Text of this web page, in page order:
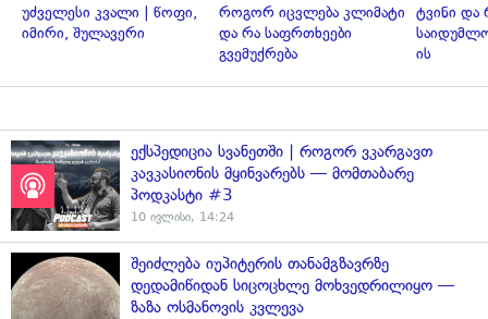
უძველესი კვალი | წოფი,
იმირი, შულავერი
როგორ იცვლება კლიმატი
და რა საფრთხეები
გვემუქრება
ტვინი და
ის
ექსპედიცია სვანეთში | როგორ ვკარგავთ
კავკასიონის მყინვარებს — მომთაბარე
პოდკასტი #3
10 ივლისი, 14:24
შეიძლება იუპიტერის თანამგზავრზე
დედამიწიდან სიცოცხლე მოხვედრილიყო —
ზაზა ოსმანოვის კვლევა